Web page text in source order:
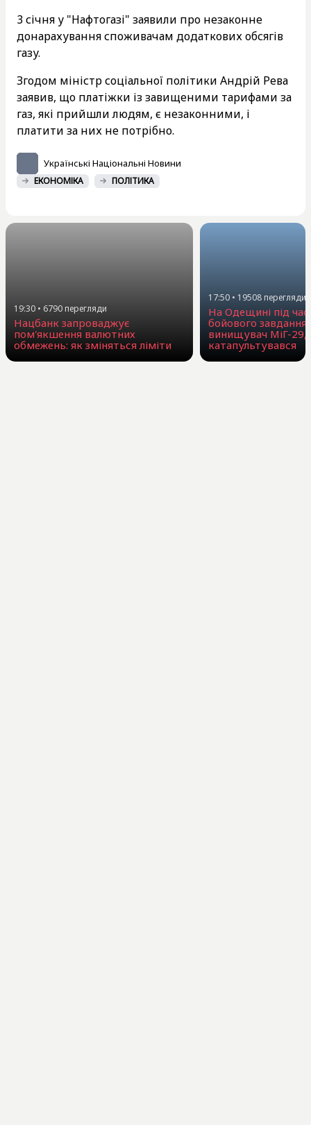
3 січня у "Нафтогазі" заявили про незаконне
донарахування споживачам додаткових обсягів
газу.
Згодом міністр соціальної політики Андрій Рева
заявив, що платіжки із завищеними тарифами за
газ, які прийшли людям, є незаконними, і
платити за них не потрібно.
Українські Національні Новини
ЕКОНОМІКА ПОЛІТИКА
19:30 • 6790 перегляди
Нацбанк запроваджує
пом'якшення валютних
обмежень: як зміняться ліміти
17:50 • 19508 перегляди
На Одещині під
бойового завдання
винищувач МіГ-29,
катапультувався